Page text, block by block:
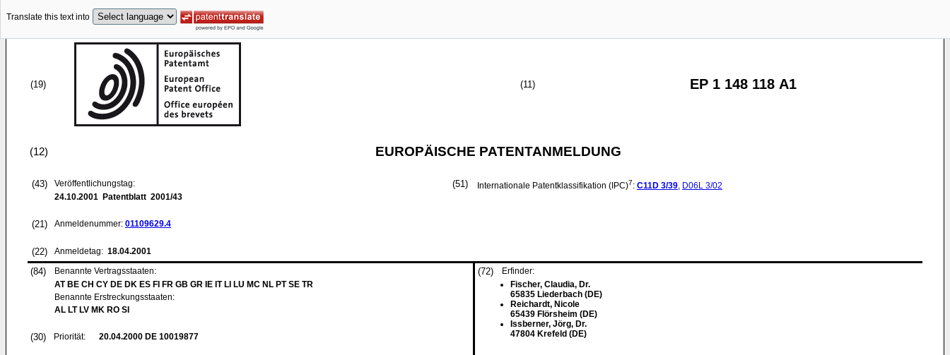
Translate this text into
(19) (11) EP 1 148 118 A1
(12) EUROPÄISCHE PATENTANMELDUNG
(43)
Veröffentlichungstag:
24.10.2001 Patentblatt 2001/43
(21) Anmeldenummer: 01109629.4
(22) Anmeldetag: 18.04.2001
(51) Internationale Patentklassifikation (IPC)7: C11D 3/39, D06L 3/02
(84)
Benannte Vertragsstaaten:
AT BE CH CY DE DK ES FI FR GB GR IE IT LI LU MC NL PT SE TR
Benannte Erstreckungsstaaten:
AL LT LV MK RO SI
(30) Priorität: 20.04.2000 DE 10019877
(72)
Erfinder:
Fischer, Claudia, Dr.
65835 Liederbach (DE)
Reichardt, Nicole
65439 Flörsheim (DE)
Issberner, Jörg, Dr.
47804 Krefeld (DE)